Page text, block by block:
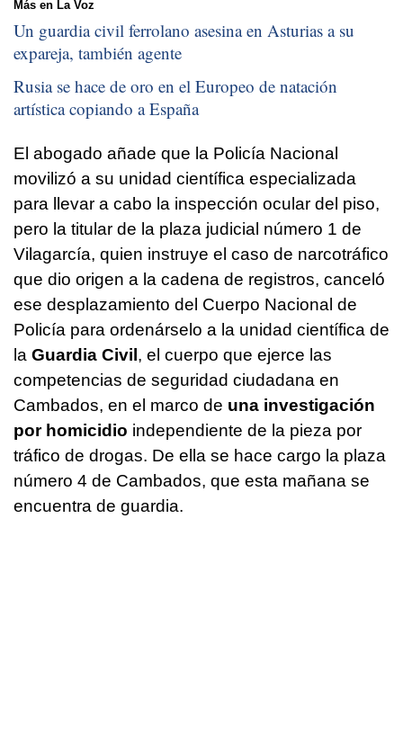
Más en La Voz
Un guardia civil ferrolano asesina en Asturias a su
expareja, también agente
Rusia se hace de oro en el Europeo de natación
artística copiando a España
El abogado añade que la Policía Nacional
movilizó a su unidad científica especializada
para llevar a cabo la inspección ocular del piso,
pero la titular de la plaza judicial número 1 de
Vilagarcía, quien instruye el caso de narcotráfico
que dio origen a la cadena de registros, canceló
ese desplazamiento del Cuerpo Nacional de
Policía para ordenárselo a la unidad científica de
la Guardia Civil , el cuerpo que ejerce las
competencias de seguridad ciudadana en
Cambados, en el marco de una investigación
por homicidio independiente de la pieza por
tráfico de drogas. De ella se hace cargo la plaza
número 4 de Cambados, que esta mañana se
encuentra de guardia.